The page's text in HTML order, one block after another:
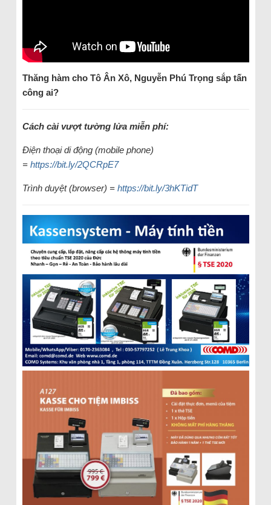
Thăng hàm cho Tô Ân Xô, Nguyễn Phú Trọng sắp tấn
công ai?
Cách cài vượt tường lửa miễn phí:
Điện thoại di động (mobile phone)
= https://bit.ly/2QCRpE7
Trình duyệt (browser) = https://bit.ly/3hKTidT